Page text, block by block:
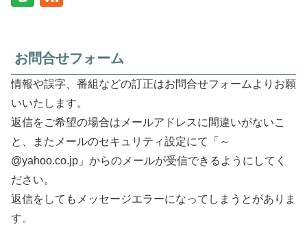
お問合せフォーム
情報や誤字、番組などの訂正はお問合せフォームよりお願
いいたします。
返信をご希望の場合はメールアドレスに間違いがないこ
と、またメールのセキュリティ設定にて「～
@yahoo.co.jp」からのメールが受信できるようにしてく
ださい。
返信をしてもメッセージエラーになってしまうとがありま
す。